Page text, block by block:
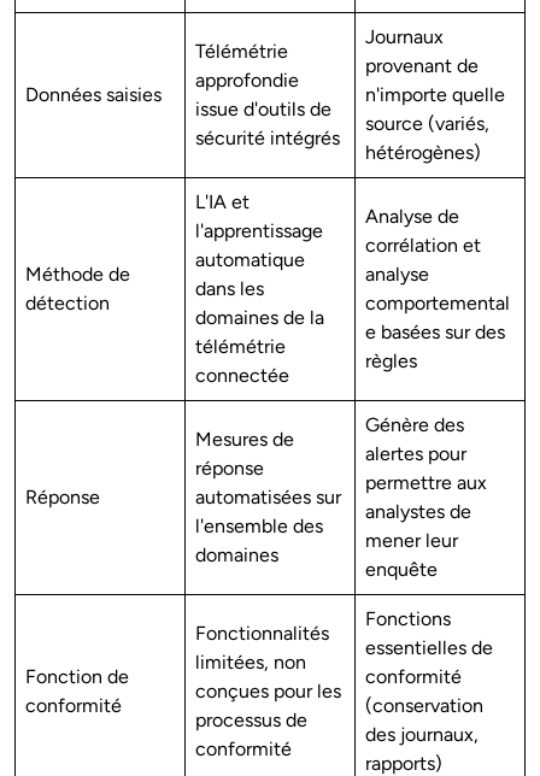
Données saisies
Télémétrie
approfondie
issue d'outils de
sécurité intégrés
Journaux
provenant de
n'importe quelle
source (variés,
hétérogènes)
Méthode de
détection
L'IA et
l'apprentissage
automatique
dans les
domaines de la
télémétrie
connectée
Analyse de
corrélation et
analyse
comportemental
e basées sur des
règles
Réponse
Mesures de
réponse
automatisées sur
l'ensemble des
domaines
Génère des
alertes pour
permettre aux
analystes de
mener leur
enquête
Fonction de
conformité
Fonctionnalités
limitées, non
conçues pour les
processus de
conformité
Fonctions
essentielles de
conformité
(conservation
des journaux,
rapports)